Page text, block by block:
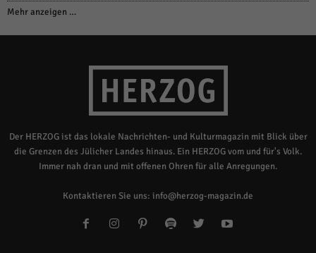
Mehr anzeigen …
Der HERZOG ist das lokale Nachrichten- und Kulturmagazin mit Blick über
die Grenzen des Jülicher Landes hinaus. Ein HERZOG vom und für's Volk.
Immer nah dran und mit offenen Ohren für alle Anregungen.
Kontaktieren Sie uns: info@herzog-magazin.de